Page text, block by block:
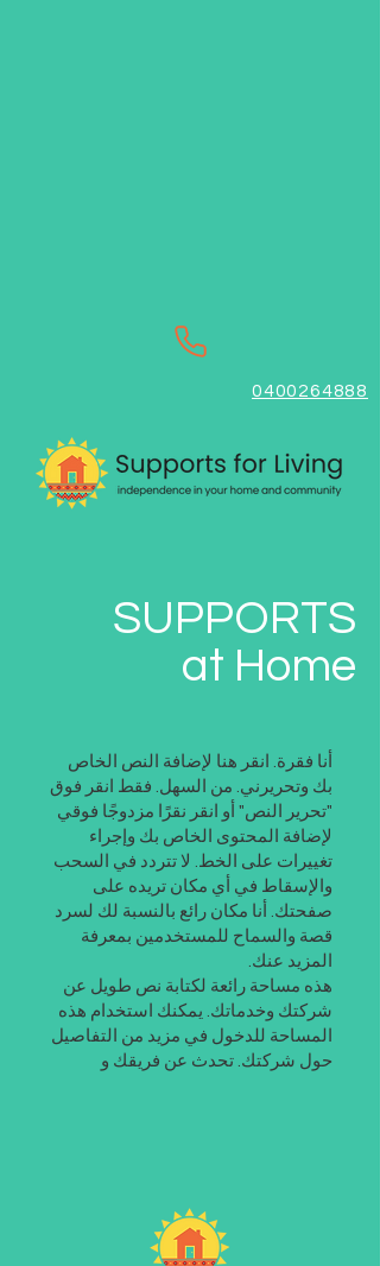
0400264888
SUPPORTS
at Home
أنا فقرة. انقر هنا لإضافة النص الخاص
بك وتحريرني. من السهل. فقط انقر فوق
"تحرير النص" أو انقر نقرًا مزدوجًا فوقي
لإضافة المحتوى الخاص بك وإجراء
تغييرات على الخط. لا تتردد في السحب
والإسقاط في أي مكان تريده على
صفحتك. أنا مكان رائع بالنسبة لك لسرد
قصة والسماح للمستخدمين بمعرفة
المزيد عنك.
هذه مساحة رائعة لكتابة نص طويل عن
شركتك وخدماتك. يمكنك استخدام هذه
المساحة للدخول في مزيد من التفاصيل
حول شركتك. تحدث عن فريقك و